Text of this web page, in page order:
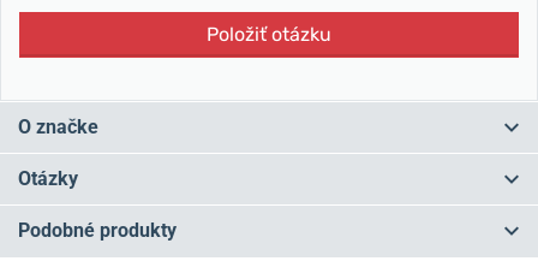
Položiť otázku
O značke
titánu
antialergický
Hodinky Boccia Titanium spájajú nemeckú
precíznosť spracovania s dokonalým materiálom.
Otázky
Máte otázku? Zanechajte nám komentár
Podobné produkty